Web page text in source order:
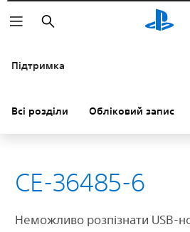
Пошук
Підтримка
Всі розділи Обліковий запис
CE-36485-6
Неможливо розпізнати USB-